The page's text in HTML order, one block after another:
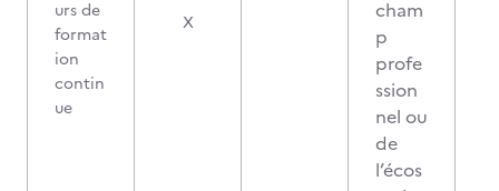
urs de
format
ion
contin
ue
X
cham
p
profe
ssion
nel ou
de
l’écos